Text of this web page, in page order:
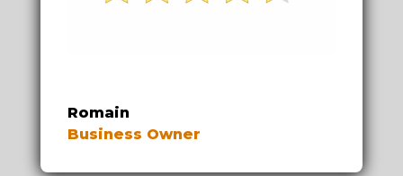
Romain
Business Owner